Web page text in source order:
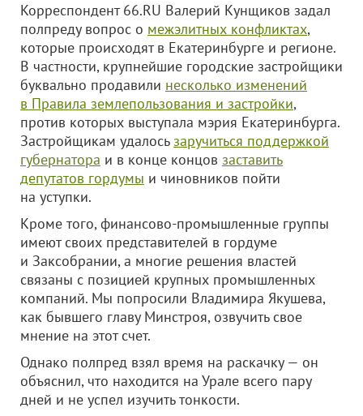
Корреспондент 66.RU Валерий Кунщиков задал
полпреду вопрос о межэлитных конфликтах,
которые происходят в Екатеринбурге и регионе.
В частности, крупнейшие городские застройщики
буквально продавили несколько изменений
в Правила землепользования и застройки,
против которых выступала мэрия Екатеринбурга.
Застройщикам удалосьзаручиться поддержкой
губернатора и в конце концов заставить
депутатов гордумы и чиновников пойти
на уступки.
Кроме того, финансово-промышленные группы
имеют своих представителей в гордуме
и Заксобрании, а многие решения властей
связаны с позицией крупных промышленных
компаний. Мы попросили Владимира Якушева,
как бывшего главу Минстроя, озвучить свое
мнение на этот счет.
Однако полпред взял время на раскачку — он
объяснил, что находится на Урале всего пару
дней и не успел изучить тонкости.